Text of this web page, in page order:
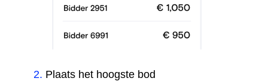
2. Plaats het hoogste bod